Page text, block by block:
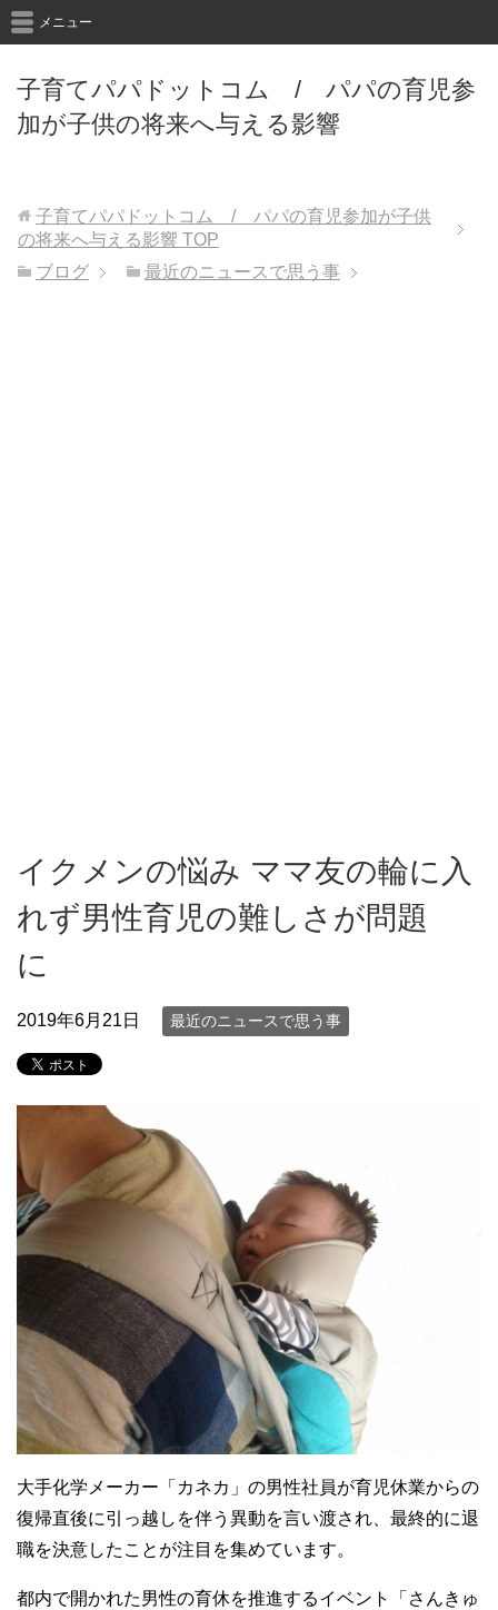
子育てパパドットコム / パパの育児参
加が子供の将来へ与える影響
メニュー
子育てパパドットコム / パパの育児参加が子供
の将来へ与える影響 TOP
ブログ
最近のニュースで思う事
イクメンの悩み ママ友の輪に入
れず男性育児の難しさが問題
に
2019年6月21日 最近のニュースで思う事
大手化学メーカー「カネカ」の男性社員が育児休業からの
復帰直後に引っ越しを伴う異動を言い渡され、最終的に退
職を決意したことが注目を集めています。
都内で開かれた男性の育休を推進するイベント「さんきゅ